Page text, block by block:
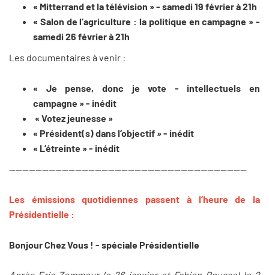
« Mitterrand et la télévision » - samedi 19 février à 21h
« Salon de l’agriculture : la politique en campagne » -
samedi 26 février à 21h
Les documentaires à venir :
« Je pense, donc je vote - intellectuels en
campagne » - inédit
« Votez jeunesse »
« Président(s) dans l’objectif » - inédit
« L’étreinte » - inédit
------------------------------------------------------------------------
Les émissions quotidiennes passent à l’heure de la
Présidentielle :
Bonjour Chez Vous ! - spéciale Présidentielle